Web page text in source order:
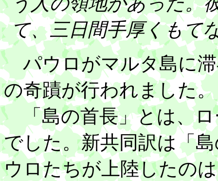
て、三日間手厚くもて
パウロがマルタ島に滞
の奇蹟が行われました。
「島の首長」とは、ロ
でした。新共同訳は「
ウロたちが上陸したの